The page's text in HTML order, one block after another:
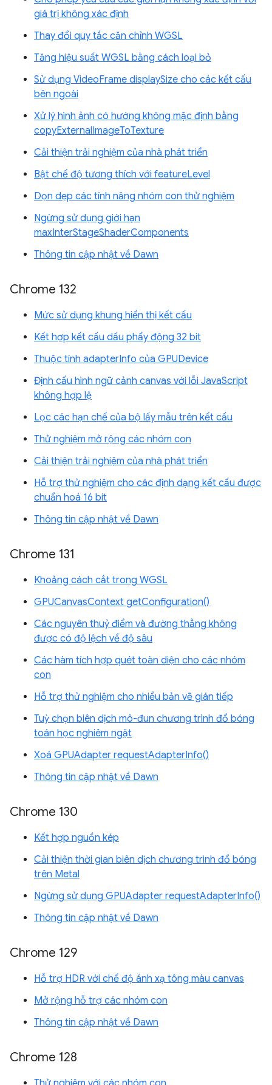
giá trị không xác định
Thay đổi quy tắc căn chỉnh WGSL
Tăng hiệu suất WGSL bằng cách loại bỏ
Sử dụng VideoFrame displaySize cho các kết cấu
bên ngoài
Xử lý hình ảnh có hướng không mặc định bằng
copyExternalImageToTexture
Cải thiện trải nghiệm của nhà phát triển
Bật chế độ tương thích với featureLevel
Dọn dẹp các tính năng nhóm con thử nghiệm
Ngừng sử dụng giới hạn
maxInterStageShaderComponents
Thông tin cập nhật về Dawn
Chrome 132
Mức sử dụng khung hiển thị kết cấu
Kết hợp kết cấu dấu phẩy động 32 bit
Thuộc tính adapterInfo của GPUDevice
Định cấu hình ngữ cảnh canvas với lỗi JavaScript
không hợp lệ
Lọc các hạn chế của bộ lấy mẫu trên kết cấu
Thử nghiệm mở rộng các nhóm con
Cải thiện trải nghiệm của nhà phát triển
Hỗ trợ thử nghiệm cho các định dạng kết cấu được
chuẩn hoá 16 bit
Thông tin cập nhật về Dawn
Chrome 131
Khoảng cách cắt trong WGSL
GPUCanvasContext getConfiguration()
Các nguyên thuỷ điểm và đường thẳng không
được có độ lệch về độ sâu
Các hàm tích hợp quét toàn diện cho các nhóm
con
Hỗ trợ thử nghiệm cho nhiều bản vẽ gián tiếp
Tuỳ chọn biên dịch mô-đun chương trình đổ bóng
toán học nghiêm ngặt
Xoá GPUAdapter requestAdapterInfo()
Thông tin cập nhật về Dawn
Chrome 130
Kết hợp nguồn kép
Cải thiện thời gian biên dịch chương trình đổ bóng
trên Metal
Ngừng sử dụng GPUAdapter requestAdapterInfo()
Thông tin cập nhật về Dawn
Chrome 129
Hỗ trợ HDR với chế độ ánh xạ tông màu canvas
Mở rộng hỗ trợ các nhóm con
Thông tin cập nhật về Dawn
Chrome 128